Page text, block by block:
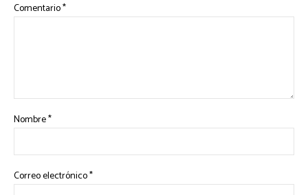
Comentario*
Nombre*
Correo electrónico*